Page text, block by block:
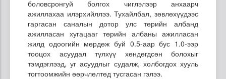
боловсронгуй болгох чиглэлээр анхаарч
ажиллахаа илэрхийллээ. Тухайлбал, зөвлөхүүдээс
гаргасан саналын дотор улс төрийн албанд
ажилласан хугацааг төрийн албаны ажилласан
жилд одоогийн мөрдөж буй 0.5-аар бус 1.0-ээр
тооцох асуудал түлхүү хөндөгдсөн болохыг
тэмдэглээд, уг асуудлыг судалж, холбогдох хууль
тогтоомжийн өөрчлөлтөд тусгасан гэлээ.